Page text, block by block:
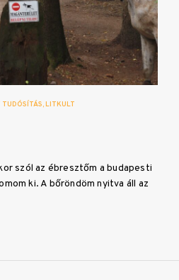
LITKULT
szól az ébresztőm a budapesti
ki. A bőröndöm nyitva áll az